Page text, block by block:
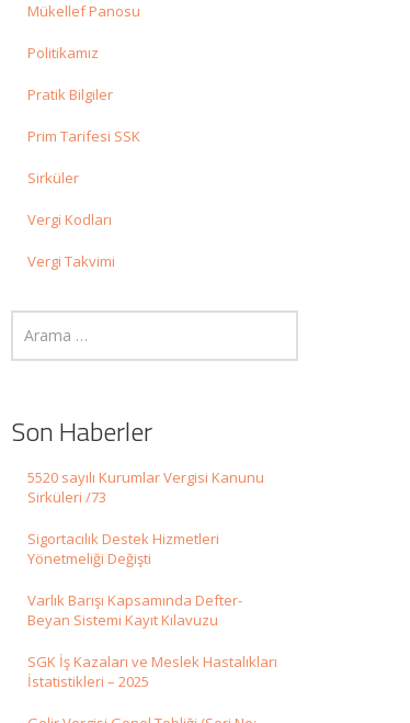
Mükellef Panosu
Politikamız
Pratik Bilgiler
Prim Tarifesi SSK
Sirküler
Vergi Kodları
Vergi Takvimi
Son Haberler
5520 sayılı Kurumlar Vergisi Kanunu
Sirküleri /73
Sigortacılık Destek Hizmetleri
Yönetmeliği Değişti
Varlık Barışı Kapsamında Defter-
Beyan Sistemi Kayıt Kılavuzu
SGK İş Kazaları ve Meslek Hastalıkları
İstatistikleri – 2025